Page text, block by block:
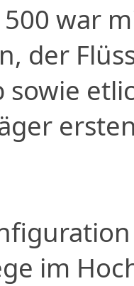
500 war
der
sowie
im